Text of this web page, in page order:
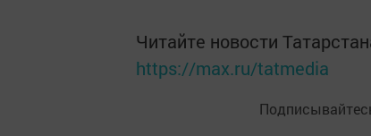
Читайте новости
https://max.ru/tatmedia